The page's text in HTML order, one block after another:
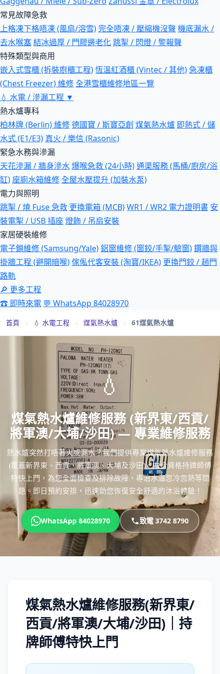
常見故障急救
上格凍下格唔凍 (風扇/溶雪)完全唔凍 / 壓縮機沒聲 機底漏水 /
去水喉塞結冰過厚 / 門膠邊老化跳掣 / 閃燈 / 警報聲
特殊類型與商用
嵌入式雪櫃 (拆裝廚櫃工程)恆溫紅酒櫃 (Vintec / 其他)急凍櫃
(Chest Freezer) 維修全港雪櫃維修地區一覽
💧 水電 / 滲漏工程 ▼
熱水爐專科
柏林牌 (Berlin) 維修德國寶 / 斯寶亞創 煤氣熱水爐 即熱式 / 儲
水式 (E1/E3) 真火 / 樂信 (Rasonic)
緊急水務與滲漏
天花滲漏 / 牆身滲水爆喉急救 (24小時)通渠服務 (馬桶/廚房/浴
缸) 座廁水箱維修全屋水壓提升 (加裝水泵)
電力與照明
跳掣 / 燒 Fuse 急救 更換電箱 (MCB)WR1 / WR2 電力證明書 安
裝電掣 / USB 插座燈飾 / 吊扇安裝
家居硬裝維修
電子鎖維修 (Samsung/Yale)鋁窗維修 (窗鉸/手掣/驗窗)鑽牆與
掛牆工程 (避開暗喉)傢俬代客安裝 (淘寶/IKEA) 更換門鉸 / 趟門
路軌
🔎 更多工程
☎ 即時來電 💬 WhatsApp 84028970
首頁 › 💧 水電工程 › 煤氣熱水爐 › 61煤氣熱水爐
💧
煤氣熱水爐維修服務 (新界東/西貢/
將軍澳/大埔/沙田) — 專業維修服務
熱水爐突然打唔著火或漏水？我們提供專業煤氣熱水爐維修服務
(覆蓋新界東、西貢、將軍澳、大埔及沙田)。由合資格持牌師傅
特快上門，為您全面檢查及排除故障，專治水溫忽冷忽熱等問
題。即日預約安排，迅速助您恢復安全舒適的沐浴體驗！
WhatsApp 84028970 致電 3742 8790
煤氣熱水爐維修服務(新界東/
西貢/將軍澳/大埔/沙田)｜持
牌師傅特快上門